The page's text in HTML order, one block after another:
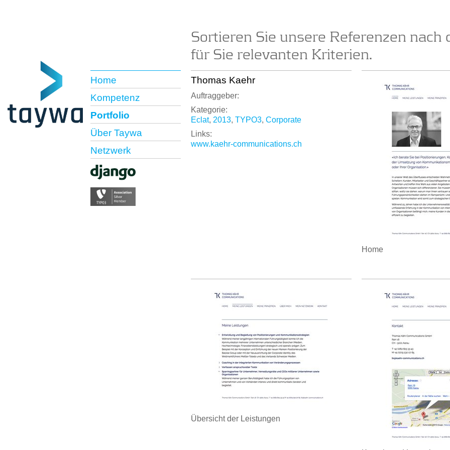
Home
Kompetenz
Portfolio
Über Taywa
Netzwerk
Sortieren Sie unsere Referenzen nach
für Sie relevanten Kriterien.
Thomas Kaehr
Auftraggeber:
Kategorie:
Eclat, 2013, TYPO3, Corporate
Links:
www.kaehr-communications.ch
Home
Übersicht der Leistungen